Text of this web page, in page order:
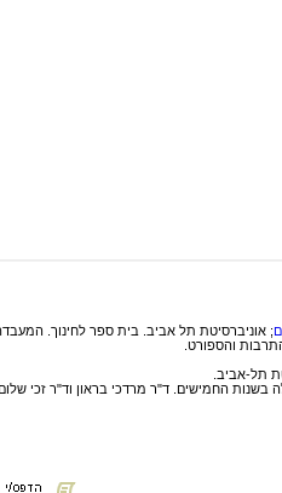
; אוניברסיטת תל אביב. בית ספר לחינוך.